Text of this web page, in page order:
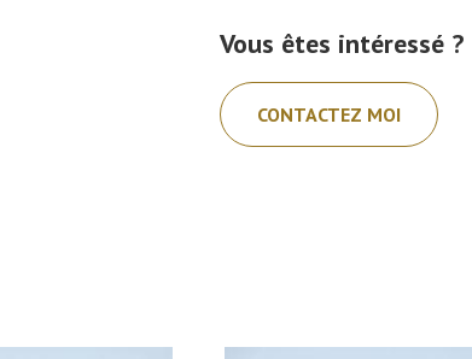
Vous êtes intéressé ?
CONTACTEZ MOI